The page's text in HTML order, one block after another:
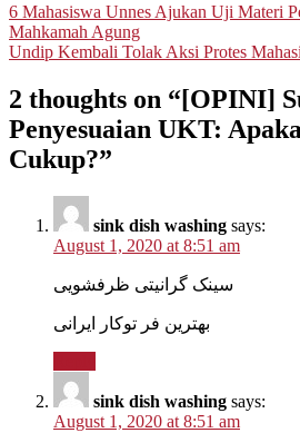
Post
navigation
6 Mahasiswa Unnes Ajukan Uji Materi
Mahkamah Agung
Undip Kembali Tolak Aksi Protes
2 thoughts on “[OPINI]
Penyesuaian UKT:
Cukup?”
sink dish washing says:
August 1, 2020 at 8:51 am
سینک گرانیتی ظرفشویی
بهترین فر توکار ایرانی
sink dish washing says:
August 1, 2020 at 8:51 am